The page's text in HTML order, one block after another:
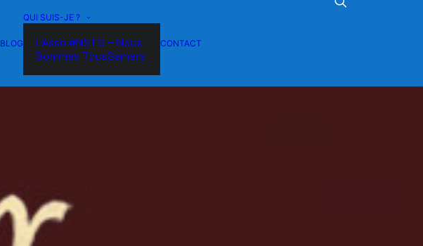
BLOG
QUI SUIS-JE ?
L’Asso #NSTG – Nous
Sommes TousGamers
CONTACT